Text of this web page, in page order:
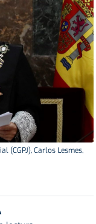
(CGPJ), Carlos Lesmes,